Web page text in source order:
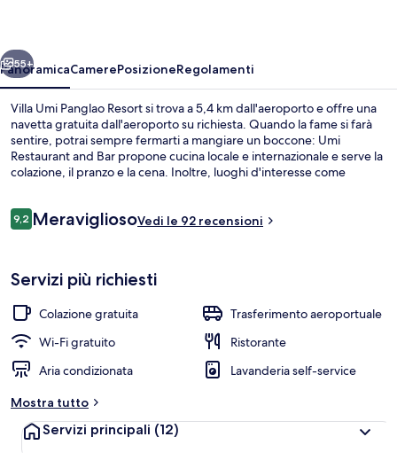
Avanti
55+
PanoramicaCamerePosizioneRegolamenti
Villa Umi Panglao Resort si trova a 5,4 km dall'aeroporto e offre una
navetta gratuita dall'aeroporto su richiesta. Quando la fame si farà
sentire, potrai sempre fermarti a mangiare un boccone: Umi
Restaurant and Bar propone cucina locale e internazionale e serve la
colazione, il pranzo e la cena. Inoltre, luoghi d'interesse come
gentile della struttura.
Recensioni
9,29,2 su 10
MeravigliosoVedi le 92 recensioni
Servizi più richiesti
Colazione gratuita
Trasferimento aeroportuale
Wi-Fi gratuito
Ristorante
Aria condizionata
Lavanderia self-service
Mostra tutto
Servizi principali (12)